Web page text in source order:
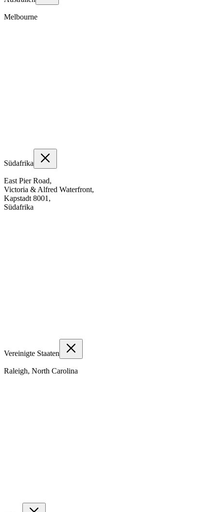
Melbourne
Südafrika
East Pier Road,
Victoria & Alfred Waterfront,
Kapstadt 8001,
Südafrika
Vereinigte Staaten
Raleigh, North Carolina